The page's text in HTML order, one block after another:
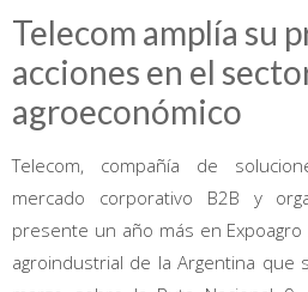
Telecom amplía su
acciones en el
agroeconómico
Telecom, compañía de
mercado corporativo B2B y
presente un año más en
agroindustrial de la Argentina